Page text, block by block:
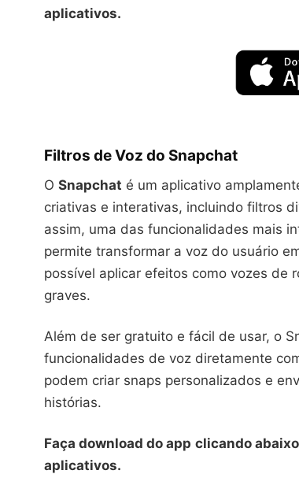
aplicativos.
Filtros de Voz do Snapchat
O Snapchat é um aplicativo
criativas e interativas, incluindo filtros
assim, uma das funcionalidades mais
permite transformar a voz do usuário
possível aplicar efeitos como vozes de
graves.
Além de ser gratuito e fácil de usar, o
funcionalidades de voz diretamente
podem criar snaps personalizados e
histórias.
Faça download do app clicando
aplicativos.